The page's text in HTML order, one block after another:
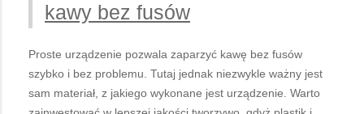
kawy bez fusów
Proste urządzenie pozwala zaparzyć kawę bez fusów
szybko i bez problemu. Tutaj jednak niezwykle ważny jest
sam materiał, z jakiego wykonane jest urządzenie. Warto